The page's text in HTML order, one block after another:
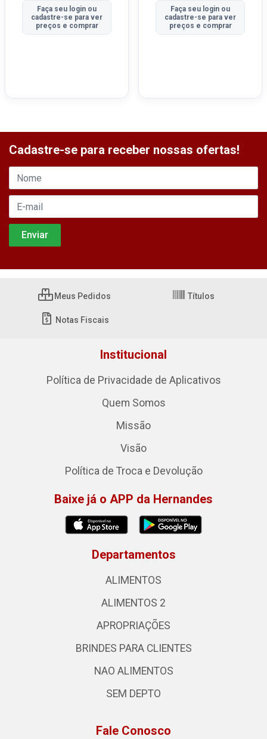
Faça seu login ou
cadastre-se para ver
preços e comprar
Faça seu login ou
cadastre-se para ver
preços e comprar
Cadastre-se para receber nossas ofertas!
Meus Pedidos Títulos
Notas Fiscais
Institucional
Política de Privacidade de Aplicativos
Quem Somos
Missão
Visão
Política de Troca e Devolução
Baixe já o APP da Hernandes
Departamentos
ALIMENTOS
ALIMENTOS 2
APROPRIAÇÕES
BRINDES PARA CLIENTES
NAO ALIMENTOS
SEM DEPTO
Fale Conosco